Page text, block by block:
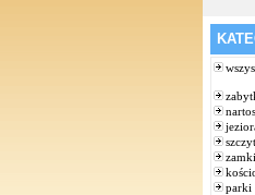
zamki
parki